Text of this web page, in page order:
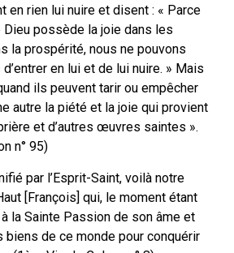
en rien lui nuire et disent : « Parce
possède la joie dans les
la prospérité, nous ne pouvons
en lui et de lui nuire. » Mais
ils peuvent tarir ou empêcher
autre la piété et la joie qui provient
et d’autres œuvres saintes ».
n° 95)
par l’Esprit-Saint, voilà notre
[François] qui, le moment étant
à la Sainte Passion de son âme et
de ce monde pour conquérir